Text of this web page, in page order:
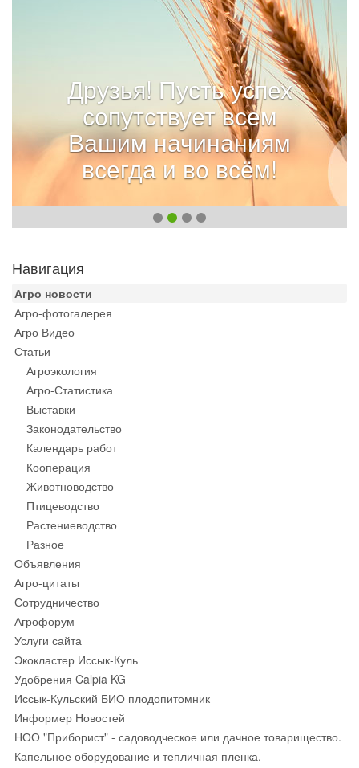
Друзья! Пусть успех
сопутствует всем
Вашим начинаниям
всегда и во всём!
Навигация
Агро новости
Агро-фотогалерея
Агро Видео
Статьи
Агроэкология
Агро-Статистика
Выставки
Законодательство
Календарь работ
Кооперация
Животноводство
Птицеводство
Растениеводство
Разное
Объявления
Агро-цитаты
Сотрудничество
Агрофорум
Услуги сайта
Экокластер Иссык-Куль
Удобрения Calpia KG
Иссык-Кульский БИО плодопитомник
Информер Новостей
НОО "Приборист" - садоводческое или дачное товарищество.
Капельное оборудование и тепличная пленка.